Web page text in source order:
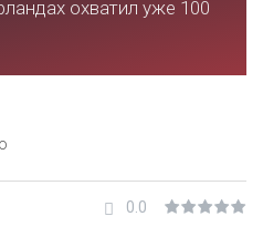
охватил уже 100
0.0